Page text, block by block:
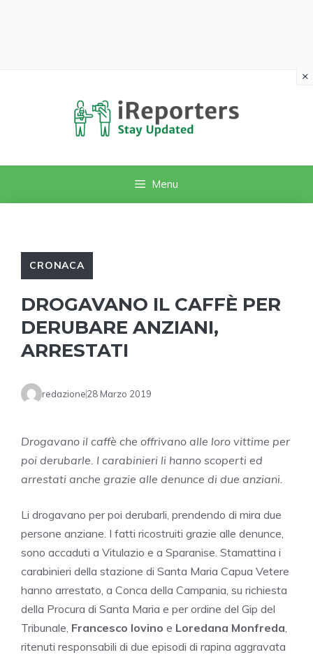
Menu
CRONACA
DROGAVANO IL CAFFÈ PER
DERUBARE ANZIANI,
ARRESTATI
redazione28 Marzo 2019
Drogavano il caffè che offrivano alle loro vittime per
poi derubarle. I carabinieri li hanno scoperti ed
arrestati anche grazie alle denunce di due anziani.
Li drogavano per poi derubarli, prendendo di mira due
persone anziane. I fatti ricostruiti grazie alle denunce,
sono accaduti a Vitulazio e a Sparanise. Stamattina i
carabinieri della stazione di Santa Maria Capua Vetere
hanno arrestato, a Conca della Campania, su richiesta
della Procura di Santa Maria e per ordine del Gip del
Tribunale, Francesco Iovino e Loredana Monfreda,
ritenuti responsabili di due episodi di rapina aggravata
×